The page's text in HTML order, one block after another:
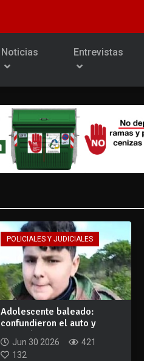
Noticias Entrevistas
POLICIALES Y JUDICIALES
Adolescente baleado:
confundieron el auto y
terminó muerto p...
Jun 30 2026
421
132